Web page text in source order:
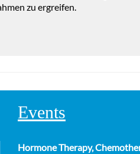
zu ergreifen.
Events
Hormone Therapy,